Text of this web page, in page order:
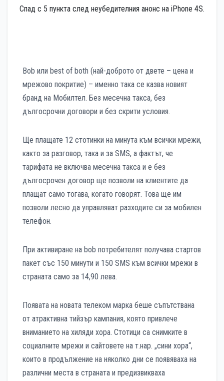
Спад с 5 пункта след неубедителния анонс на iPhone 4S.
Bob или best of both (най-доброто от двете – цена и
мрежово покритие) – именно така се казва новият
бранд на Мобилтел. Без месечна такса, без
дългосрочни договори и без скрити условия.
Ще плащате 12 стотинки на минута към всички мрежи,
както за разговор, така и за SMS, а фактът, че
тарифата не включва месечна такса и е без
дългосрочен договор ще позволи на клиентите да
плащат само тогава, когато говорят. Това ще им
позволи лесно да управляват разходите си за мобилен
телефон.
При активиране на bob потребителят получава стартов
пакет със 150 минути и 150 SMS към всички мрежи в
страната само за 14,90 лева.
Появата на новата телеком марка беше съпътствана
от атрактивна тийзър кампания, която привлече
вниманието на хиляди хора. Стотици са снимките в
социалните мрежи и сайтовете на т.нар. „сини хора“,
които в продължение на няколко дни се появяваха на
различни места в страната и предизвикваха